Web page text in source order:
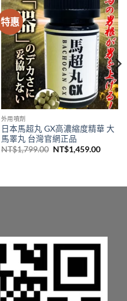
特惠
外用噴劑
日本馬超丸 GX高濃縮度精華 大
馬睪丸 台灣官網正品
NT$1,799.00 原
NT$1,459.00目